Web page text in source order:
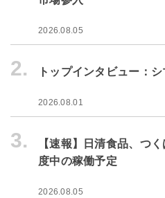
2026.08.05
2. トップインタビュー：
2026.08.01
3.
【速報】日清食品、つ
度中の稼働予定
2026.08.05